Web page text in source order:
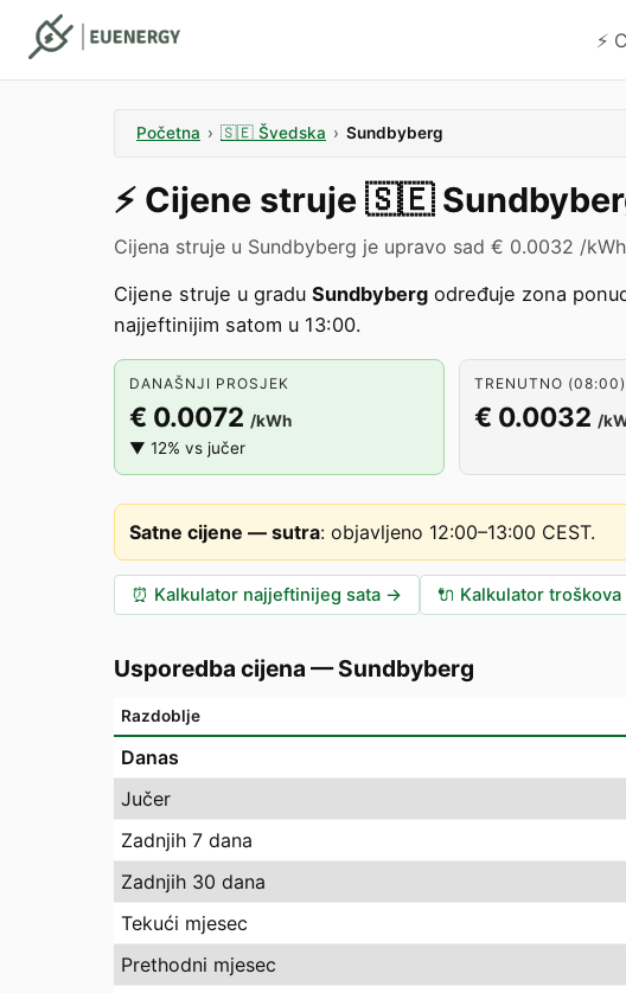
⚡️
Početna › 🇸🇪 Švedska › Sundbyberg
⚡️ Cijene struje 🇸🇪
Cijena struje u Sundbyberg je upravo sad € 0.0032 /
Cijene struje u gradu Sundbyberg određuje zona
najjeftinijim satom u 13:00.
DANAŠNJI PROSJEK
€ 0.0072 /kWh
▼ 12% vs jučer
TRENUTNO (08:00)
€ 0.0032 /
Satne cijene — sutra: objavljeno 12:00–13:00 CEST.
⏰ Kalkulator najjeftinijeg sata → 🔌 Kalkulator troškova
Usporedba cijena —Sundbyberg
Razdoblje
Danas
Jučer
Zadnjih 7 dana
Zadnjih 30 dana
Tekući mjesec
Prethodni mjesec